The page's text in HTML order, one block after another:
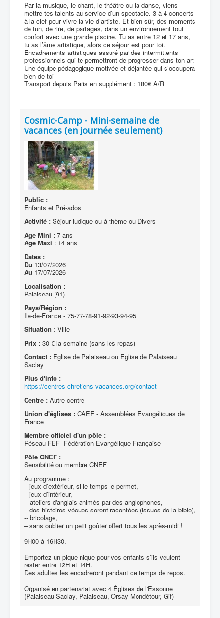
Par la musique, le chant, le théâtre ou la danse, viens
mettre tes talents au service d’un spectacle. 3 à 4 concerts
à la clef pour vivre la vie d’artiste. Et bien sûr, des moments
de fun, de rire, de partages, dans un environnement tout
confort avec une grande piscine. Tu as entre 12 et 17 ans,
tu as l’âme artistique, alors ce séjour est pour toi.
Encadrements artistiques assuré par des intermittents
professionnels qui te permettront de progresser dans ton art
Une équipe pédagogique motivée et déjantée qui s’occupera
bien de toi
Transport depuis Paris en supplément : 180€ A/R
Cosmic-Camp - Mini-semaine de
vacances (en journée seulement)
Public :
Enfants et Pré-ados
Activité : Séjour ludique ou à thème ou Divers
Age Mini : 7 ans
Age Maxi : 14 ans
Dates :
Du 13/07/2026
Au 17/07/2026
Localisation :
Palaiseau (91)
Pays/Région :
Ile-de-France - 75-77-78-91-92-93-94-95
Situation : Ville
Prix : 30 € la semaine (sans les repas)
Contact : Eglise de Palaiseau ou Eglise de Palaiseau
Saclay
Plus d'info :
https://centres-chretiens-vacances.org/contact
Centre : Autre centre
Union d'églises : CAEF - Assemblées Evangéliques de
France
Membre officiel d'un pôle :
Réseau FEF -Fédération Evangélique Française
Pôle CNEF :
Sensibilité ou membre CNEF
Au programme :
– jeux d’extérieur, si le temps le permet,
– jeux d’intérieur,
-- ateliers d'anglais animés par des anglophones,
– des histoires vécues seront racontées (issues de la bible),
-- bricolage,
– sans oublier un petit goûter offert tous les après-midi !
9H00 à 16H30.
Emportez un pique-nique pour vos enfants s’ils veulent
rester entre 12H et 14H.
Des adultes les encadreront pendant ce temps de repos.
Organisé en partenariat avec 4 Églises de l'Essonne
(Palaiseau-Saclay, Palaiseau, Orsay Mondétour, Gif)